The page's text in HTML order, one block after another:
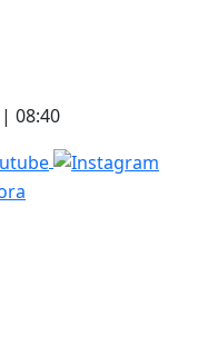
08:40